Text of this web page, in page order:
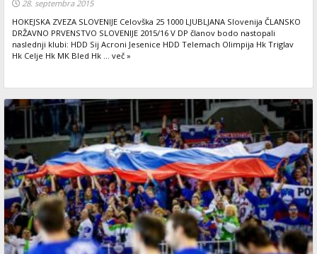
28. septembra 2015
HOKEJSKA ZVEZA SLOVENIJE Celovška 25 1000 LJUBLJANA Slovenija ČLANSKO
DRŽAVNO PRVENSTVO SLOVENIJE 2015/16 V DP članov bodo nastopali
naslednji klubi: HDD Sij Acroni Jesenice HDD Telemach Olimpija Hk Triglav
Hk Celje Hk MK Bled Hk ... več »